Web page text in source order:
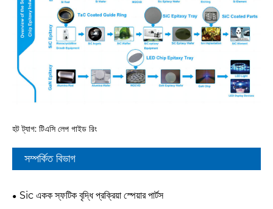
হট ট্যাগ: টিএসি লেপ গাইড রিং
সম্পর্কিত বিভাগ
Sic একক স্ফটিক বৃদ্ধি প্রক্রিয়া স্পেয়ার পার্টস